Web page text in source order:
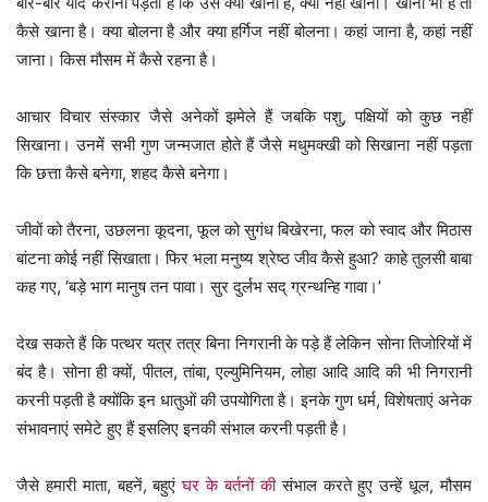
कैसे खाना है। क्या बोलना है और क्या हर्गिज नहीं बोलना। कहां जाना है, कहां नहीं
जाना। किस मौसम में कैसे रहना है।
आचार विचार संस्कार जैसे अनेकों झमेले हैं जबकि पशु, पक्षियों को कुछ नहीं
सिखाना। उनमें सभी गुण जन्मजात होते हैं जैसे मधुमक्खी को सिखाना नहीं पड़ता
कि छत्ता कैसे बनेगा, शहद कैसे बनेगा।
जीवों को तैरना, उछलना कूदना, फूल को सुगंध बिखेरना, फल को स्वाद और मिठास
बांटना कोई नहीं सिखाता। फिर भला मनुष्य श्रेष्ठ जीव कैसे हुआ? काहे तुलसी बाबा
कह गए, ‘बड़े भाग मानुष तन पावा। सुर दुर्लभ सद् ग्रन्थन्हि गावा।’
देख सकते हैं कि पत्थर यत्र तत्र बिना निगरानी के पड़े हैं लेकिन सोना तिजोरियों में
बंद है। सोना ही क्यों, पीतल, तांबा, एल्युमिनियम, लोहा आदि आदि की भी निगरानी
करनी पड़ती है क्योंकि इन धातुओं की उपयोगिता है। इनके गुण धर्म, विशेषताएं अनेक
संभावनाएं समेटे हुए हैं इसलिए इनकी संभाल करनी पड़ती है।
जैसे हमारी माता, बहनें, बहुएंघर के बर्तनों कीसंभाल करते हुए उन्हें धूल, मौसम